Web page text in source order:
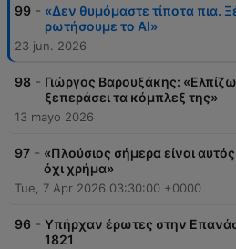
99 - «Δεν θυμόμαστε τίποτα πια.
ρωτήσουμε το ΑΙ»
23 jun. 2026
98 - Γιώργος Βαρουξάκης:
ξεπεράσει τα κόμπλεξ της»
13 mayo 2026
97 - «Πλούσιος σήμερα είναι
όχι χρήμα»
Tue, 7 Apr 2026 03:30:00 +0000
96 - Υπήρχαν έρωτες στην
1821